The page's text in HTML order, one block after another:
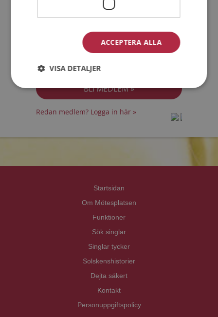
Medlemsvillkoren
Jag accepterarPersonuppgiftspolicyn
Redan medlem? Logga in här »
Startsidan
Om Mötesplatsen
Funktioner
Sök singlar
Singlar tycker
Solskenshistorier
Dejta säkert
Kontakt
Personuppgiftspolicy
ACCEPTERA ALLA
VISA DETALJER